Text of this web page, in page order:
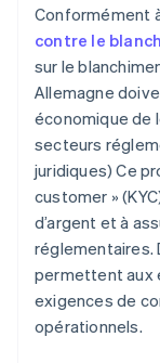
Conformément
contre le
sur le
Allemagne
économique de
secteurs
juridiques) Ce
customer »
d’argent et à
réglementaires.
permettent aux
exigences de
opérationnels.